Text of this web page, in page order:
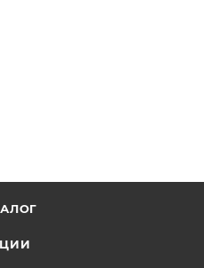
вы можете
Один заказ может
позиций и его стоимость
000 р.